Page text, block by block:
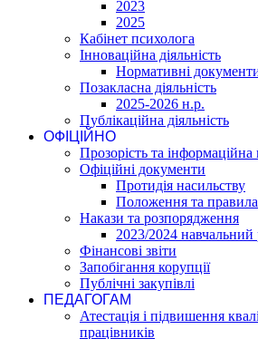
2023
2025
Кабінет психолога
Інноваційна діяльність
Нормативні
Позакласна діяльність
2025-2026 н.р.
Публікаційна діяльність
ОФІЦІЙНО
Прозорість та інформаційна
Офіційні документи
Протидія насильству
Положення та правила
Накази та розпорядження
2023/2024 навчальний
Фінансові звіти
Запобігання корупції
Публічні закупівлі
ПЕДАГОГАМ
Атестація і підвишення
працівників